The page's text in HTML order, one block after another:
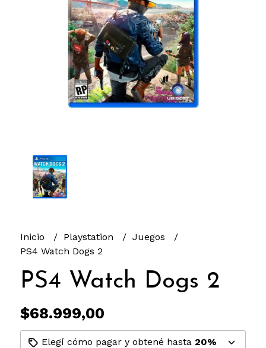
Inicio Playstation
Juegos
PS4 Watch Dogs 2
PS4 Watch Dogs 2
$68.999,00
Elegí cómo pagar y obtené hasta 20%